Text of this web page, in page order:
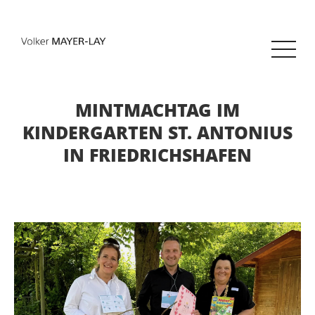
MINTMACHTAG IM
KINDERGARTEN ST. ANTONIUS
IN FRIEDRICHSHAFEN